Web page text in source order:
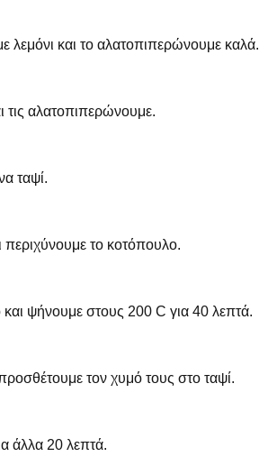
λεμόνι και το αλατοπιπερώνουμε καλά.
τις αλατοπιπερώνουμε.
ταψί.
το κοτόπουλο.
και ψήνουμε στους 200 C για 40 λεπτά.
τον χυμό τους στο ταψί.
άλλα 20 λεπτά.